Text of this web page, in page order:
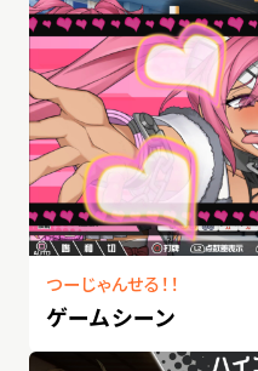
つーじゃんせる！！
ゲームシーン